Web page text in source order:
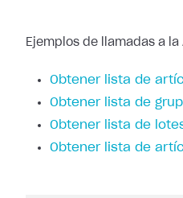
Ejemplos de llamadas a la
Obtener lista de
Obtener lista de
Obtener lista de
Obtener lista de